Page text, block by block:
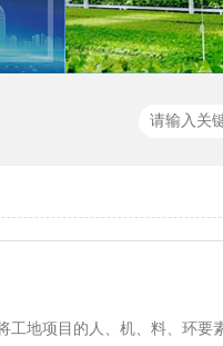
工地项目的人、机、料、环要